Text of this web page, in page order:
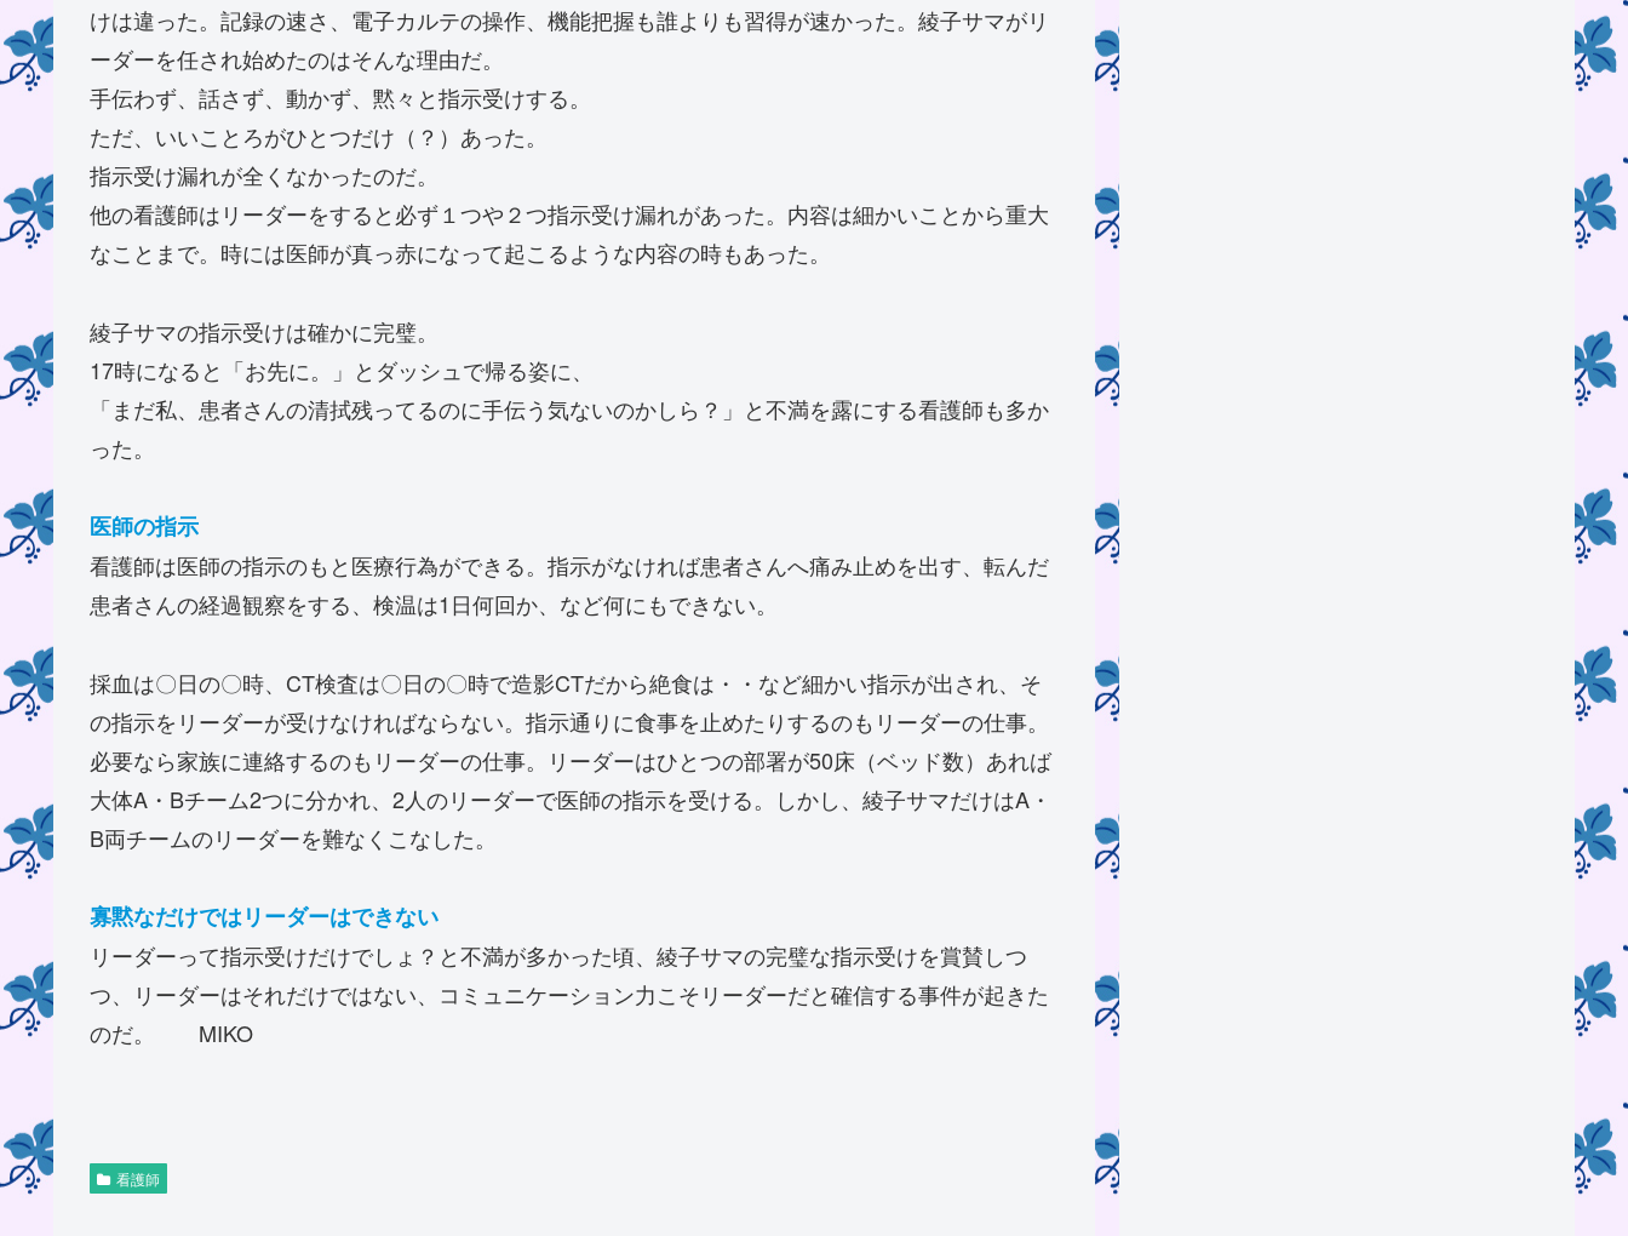
けは違った。記録の速さ、電子カルテの操作、機能把握も誰よりも習得が速かった。綾子サマがリ
ーダーを任され始めたのはそんな理由だ。
手伝わず、話さず、動かず、黙々と指示受けする。
ただ、いいことろがひとつだけ（？）あった。
指示受け漏れが全くなかったのだ。
他の看護師はリーダーをすると必ず１つや２つ指示受け漏れがあった。内容は細かいことから重大
なことまで。時には医師が真っ赤になって起こるような内容の時もあった。
綾子サマの指示受けは確かに完璧。
17時になると「お先に。」とダッシュで帰る姿に、
「まだ私、患者さんの清拭残ってるのに手伝う気ないのかしら？」と不満を露にする看護師も多か
った。
医師の指示
看護師は医師の指示のもと医療行為ができる。指示がなければ患者さんへ痛み止めを出す、転んだ
患者さんの経過観察をする、検温は1日何回か、など何にもできない。
採血は〇日の〇時、CT検査は〇日の〇時で造影CTだから絶食は・・など細かい指示が出され、そ
の指示をリーダーが受けなければならない。指示通りに食事を止めたりするのもリーダーの仕事。
必要なら家族に連絡するのもリーダーの仕事。リーダーはひとつの部署が50床（ベッド数）あれば
大体A・Bチーム2つに分かれ、2人のリーダーで医師の指示を受ける。しかし、綾子サマだけはA・
B両チームのリーダーを難なくこなした。
寡黙なだけではリーダーはできない
リーダーって指示受けだけでしょ？と不満が多かった頃、綾子サマの完璧な指示受けを賞賛しつ
つ、リーダーはそれだけではない、コミュニケーション力こそリーダーだと確信する事件が起きた
のだ。 MIKO
看護師